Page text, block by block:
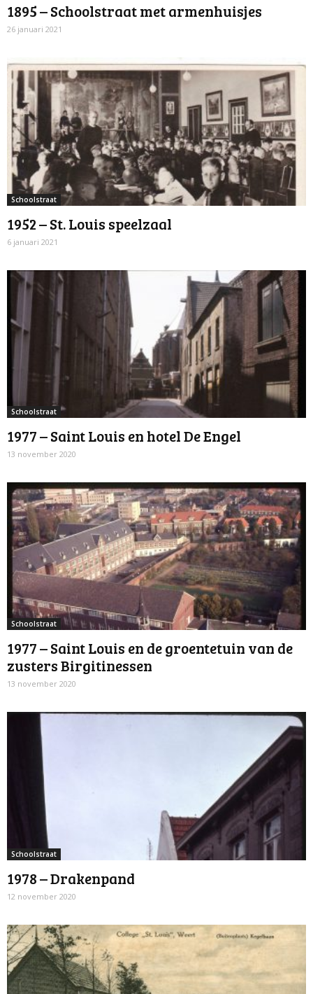
1895 – Schoolstraat met armenhuisjes
26 januari 2021
Schoolstraat
1952 – St. Louis speelzaal
6 januari 2021
Schoolstraat
1977 – Saint Louis en hotel De Engel
13 november 2020
Schoolstraat
1977 – Saint Louis en de groentetuin van de
zusters Birgitinessen
13 november 2020
Schoolstraat
1978 – Drakenpand
12 november 2020